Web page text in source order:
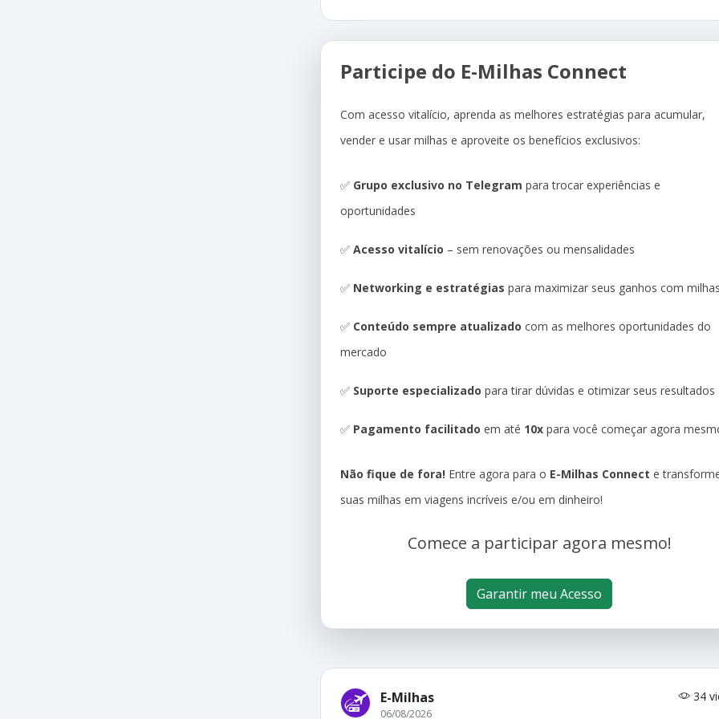
Participe do E-Milhas Connect
Com acesso vitalício, aprenda as melhores estratégias para acumular,
vender e usar milhas e aproveite os benefícios exclusivos:
✅ Grupo exclusivo no Telegram para trocar experiências e
oportunidades
✅ Acesso vitalício – sem renovações ou mensalidades
✅ Networking e estratégias para maximizar seus ganhos com
✅ Conteúdo sempre atualizado com as melhores oportunidades do
mercado
✅ Suporte especializado para tirar dúvidas e otimizar seus resultados
✅ Pagamento facilitado em até 10x para você começar agora
Não fique de fora! Entre agora para o E-Milhas Connect e
suas milhas em viagens incríveis e/ou em dinheiro!
Comece a participar agora mesmo!
Garantir meu Acesso
E-Milhas 34
06/08/2026